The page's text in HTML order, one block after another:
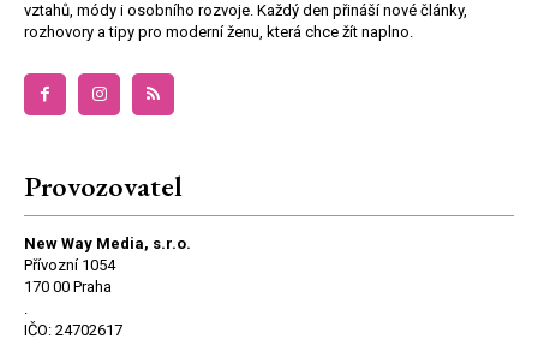
vztahů, módy i osobního rozvoje. Každý den přináší nové články,
rozhovory a tipy pro moderní ženu, která chce žít naplno.
Provozovatel
New Way Media, s.r.o.
Přívozní 1054
170 00 Praha
.
IČO: 24702617